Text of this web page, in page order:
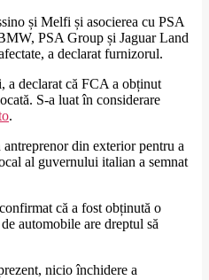
și Melfi și asocierea cu PSA
PSA Group și Jaguar Land
a declarat furnizorul.
declarat că FCA a obținut
S-a luat în considerare
.
din exterior pentru a
al guvernului italian a semnat
că a fost obținută o
automobile are dreptul să
nicio închidere a